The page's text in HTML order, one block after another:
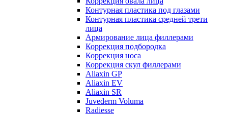
Контурная пластика под глазами
Контурная пластика средней трети
лица
Армирование лица филлерами
Коррекция подбородка
Коррекция носа
Коррекция скул филлерами
Aliaxin GP
Aliaxin EV
Aliaxin SR
Juvederm Voluma
Radiesse